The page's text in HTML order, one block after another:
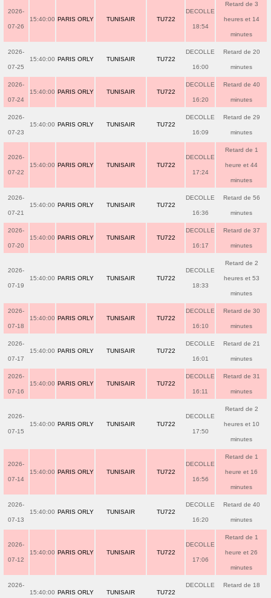
2026-
07-26
15:40:00 PARIS ORLY TUNISAIR TU722
DECOLLE
18:54
Retard de 3
heures et 14
minutes
2026-
07-25
15:40:00 PARIS ORLY TUNISAIR TU722
DECOLLE
16:00
Retard de 20
minutes
2026-
07-24
15:40:00 PARIS ORLY TUNISAIR TU722
DECOLLE
16:20
Retard de 40
minutes
2026-
07-23
15:40:00 PARIS ORLY TUNISAIR TU722
DECOLLE
16:09
Retard de 29
minutes
2026-
07-22
15:40:00 PARIS ORLY TUNISAIR TU722
DECOLLE
17:24
Retard de 1
heure et 44
minutes
2026-
07-21
15:40:00 PARIS ORLY TUNISAIR TU722
DECOLLE
16:36
Retard de 56
minutes
2026-
07-20
15:40:00 PARIS ORLY TUNISAIR TU722
DECOLLE
16:17
Retard de 37
minutes
2026-
07-19
15:40:00 PARIS ORLY TUNISAIR TU722
DECOLLE
18:33
Retard de 2
heures et 53
minutes
2026-
07-18
15:40:00 PARIS ORLY TUNISAIR TU722
DECOLLE
16:10
Retard de 30
minutes
2026-
07-17
15:40:00 PARIS ORLY TUNISAIR TU722
DECOLLE
16:01
Retard de 21
minutes
2026-
07-16
15:40:00 PARIS ORLY TUNISAIR TU722
DECOLLE
16:11
Retard de 31
minutes
2026-
07-15
15:40:00 PARIS ORLY TUNISAIR TU722
DECOLLE
17:50
Retard de 2
heures et 10
minutes
2026-
07-14
15:40:00 PARIS ORLY TUNISAIR TU722
DECOLLE
16:56
Retard de 1
heure et 16
minutes
2026-
07-13
15:40:00 PARIS ORLY TUNISAIR TU722
DECOLLE
16:20
Retard de 40
minutes
2026-
07-12
15:40:00 PARIS ORLY TUNISAIR TU722
DECOLLE
17:06
Retard de 1
heure et 26
minutes
2026-
15:40:00 PARIS ORLY TUNISAIR TU722
DECOLLE Retard de 18